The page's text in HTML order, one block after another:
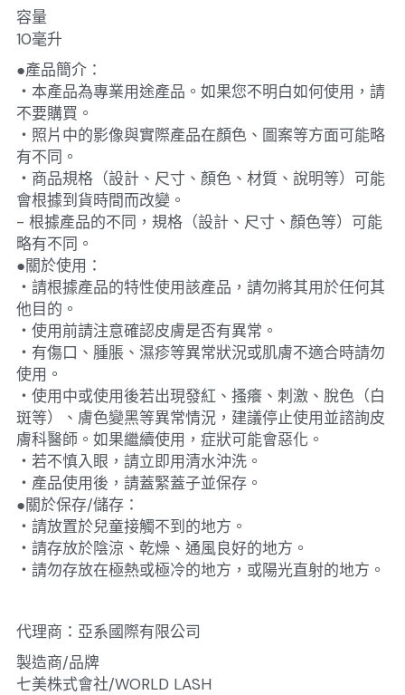
容量
10毫升
●產品簡介：
・本產品為專業用途產品。如果您不明白如何使用，請
不要購買。
・照片中的影像與實際產品在顏色、圖案等方面可能略
有不同。
・商品規格（設計、尺寸、顏色、材質、說明等）可能
會根據到貨時間而改變。
- 根據產品的不同，規格（設計、尺寸、顏色等）可能
略有不同。
●關於使用：
・請根據產品的特性使用該產品，請勿將其用於任何其
他目的。
・使用前請注意確認皮膚是否有異常。
・有傷口、腫脹、濕疹等異常狀況或肌膚不適合時請勿
使用。
・使用中或使用後若出現發紅、搔癢、刺激、脫色（白
斑等）、膚色變黑等異常情況，建議停止使用並諮詢皮
膚科醫師。如果繼續使用，症狀可能會惡化。
・若不慎入眼，請立即用清水沖洗。
・產品使用後，請蓋緊蓋子並保存。
●關於保存/儲存：
・請放置於兒童接觸不到的地方。
・請存放於陰涼、乾燥、通風良好的地方。
・請勿存放在極熱或極冷的地方，或陽光直射的地方。
代理商：亞系國際有限公司
製造商/品牌
七美株式會社/WORLD LASH